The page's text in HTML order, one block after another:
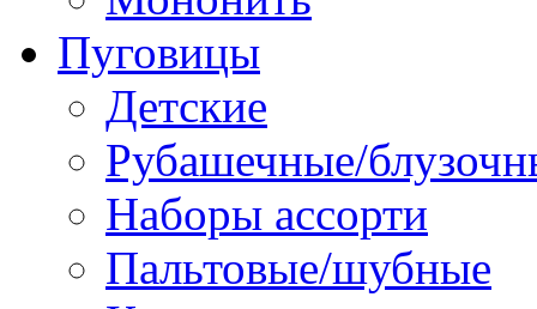
Пуговицы
Детские
Рубашечные/
Наборы ассорти
Пальтовые/шубные